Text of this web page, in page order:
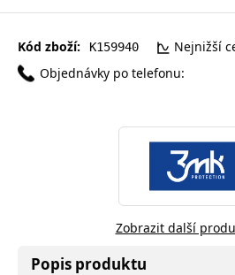
Kód zboží: K159940
Nejnižší
Objednávky po telefonu:
Zobrazit další
Popis produktu